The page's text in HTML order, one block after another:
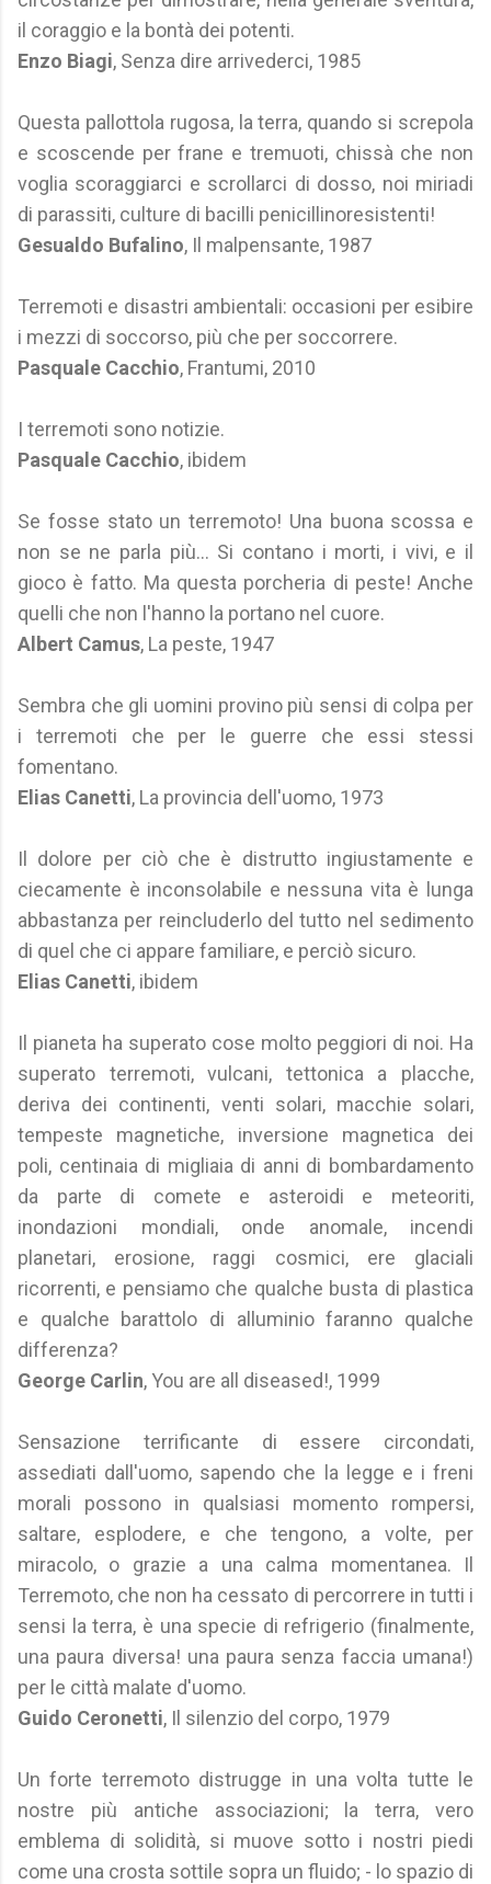
il coraggio e la bontà dei potenti.
Enzo Biagi, Senza dire arrivederci, 1985
Questa pallottola rugosa, la terra, quando si screpola
e scoscende per frane e tremuoti, chissà che non
voglia scoraggiarci e scrollarci di dosso, noi miriadi
di parassiti, culture di bacilli penicillinoresistenti!
Gesualdo Bufalino, Il malpensante, 1987
Terremoti e disastri ambientali: occasioni per esibire
i mezzi di soccorso, più che per soccorrere.
Pasquale Cacchio, Frantumi, 2010
I terremoti sono notizie.
Pasquale Cacchio, ibidem
Se fosse stato un terremoto! Una buona scossa e
non se ne parla più... Si contano i morti, i vivi, e il
gioco è fatto. Ma questa porcheria di peste! Anche
quelli che non l'hanno la portano nel cuore.
Albert Camus, La peste, 1947
Sembra che gli uomini provino più sensi di colpa per
i terremoti che per le guerre che essi stessi
fomentano.
Elias Canetti, La provincia dell'uomo, 1973
Il dolore per ciò che è distrutto ingiustamente e
ciecamente è inconsolabile e nessuna vita è lunga
abbastanza per reincluderlo del tutto nel sedimento
di quel che ci appare familiare, e perciò sicuro.
Elias Canetti, ibidem
Il pianeta ha superato cose molto peggiori di noi. Ha
superato terremoti, vulcani, tettonica a placche,
deriva dei continenti, venti solari, macchie solari,
tempeste magnetiche, inversione magnetica dei
poli, centinaia di migliaia di anni di bombardamento
da parte di comete e asteroidi e meteoriti,
inondazioni mondiali, onde anomale, incendi
planetari, erosione, raggi cosmici, ere glaciali
ricorrenti, e pensiamo che qualche busta di plastica
e qualche barattolo di alluminio faranno qualche
differenza?
George Carlin, You are all diseased!, 1999
Sensazione terrificante di essere circondati,
assediati dall'uomo, sapendo che la legge e i freni
morali possono in qualsiasi momento rompersi,
saltare, esplodere, e che tengono, a volte, per
miracolo, o grazie a una calma momentanea. Il
Terremoto, che non ha cessato di percorrere in tutti i
sensi la terra, è una specie di refrigerio (finalmente,
una paura diversa! una paura senza faccia umana!)
per le città malate d'uomo.
Guido Ceronetti, Il silenzio del corpo, 1979
Un forte terremoto distrugge in una volta tutte le
nostre più antiche associazioni; la terra, vero
emblema di solidità, si muove sotto i nostri piedi
come una crosta sottile sopra un fluido; - lo spazio di